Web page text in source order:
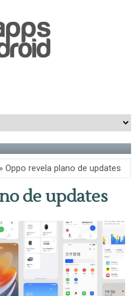
» Oppo revela plano de updates
de updates